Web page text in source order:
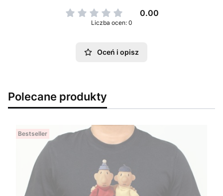
0.00
Liczba ocen: 0
Oceń i opisz
Polecane produkty
Bestseller